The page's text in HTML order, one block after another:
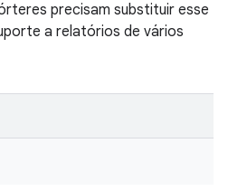
precisam substituir esse
a relatórios de vários